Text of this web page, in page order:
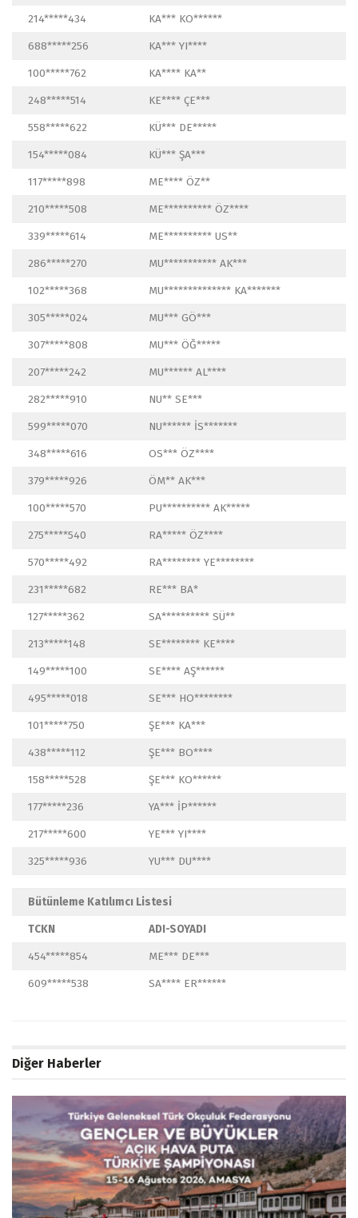
214*****434
KA*** KO******
688*****256
KA*** YI****
100*****762
KA**** KA**
248*****514
KE**** ÇE***
558*****622
KÜ*** DE*****
154*****084
KÜ*** ŞA***
117*****898
ME**** ÖZ**
210*****508
ME********** ÖZ****
339*****614
ME********** US**
286*****270
MU*********** AK***
102*****368
MU************** KA*******
305*****024
MU*** GÖ***
307*****808
MU*** ÖĞ*****
207*****242
MU****** AL****
282*****910
NU** SE***
599*****070
NU****** İS*******
348*****616
OS*** ÖZ****
379*****926
ÖM** AK***
100*****570
PU********** AK*****
275*****540
RA***** ÖZ****
570*****492
RA******** YE********
231*****682
RE*** BA*
127*****362
SA********** SÜ**
213*****148
SE******** KE****
149*****100
SE**** AŞ******
495*****018
SE*** HO********
101*****750
ŞE*** KA***
438*****112
ŞE*** BO****
158*****528
ŞE*** KO******
177*****236
YA*** İP******
217*****600
YE*** YI****
325*****936
YU*** DU****
Bütünleme Katılımcı Listesi
TCKN
ADI-SOYADI
454*****854
ME*** DE***
609*****538
SA**** ER******
Diğer Haberler